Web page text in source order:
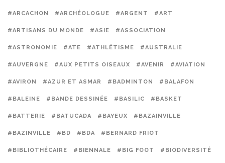
#ARCACHON #ARCHÉOLOGUE #ARGENT #ART
#ARTISANS DU MONDE #ASIE #ASSOCIATION
#ASTRONOMIE #ATE #ATHLÉTISME #AUSTRALIE
#AUVERGNE #AUX PETITS OISEAUX #AVENIR #AVIATION
#AVIRON #AZUR ET ASMAR #BADMINTON #BALAFON
#BALEINE #BANDE DESSINÉE #BASILIC #BASKET
#BATTERIE #BATUCADA #BAYEUX #BAZAINVILLE
#BAZINVILLE #BD #BDA #BERNARD FRIOT
#BIBLIOTHÉCAIRE #BIENNALE #BIG FOOT #BIODIVERSITÉ